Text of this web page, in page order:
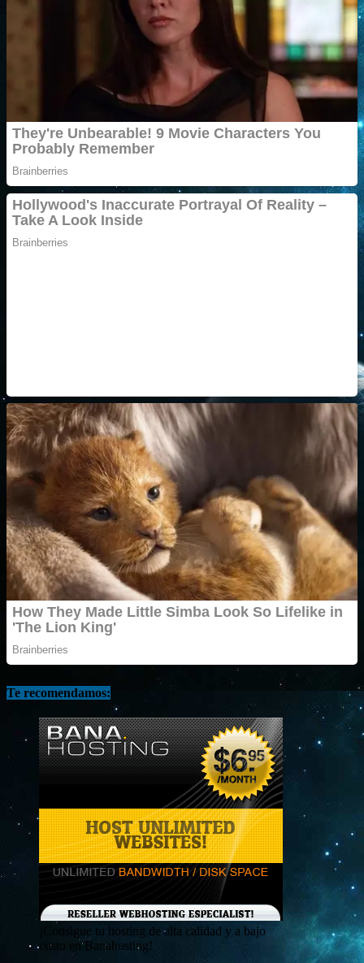
Te recomendamos:
¡Consigue tu hosting de alta calidad y a bajo
costo en Banahosting!